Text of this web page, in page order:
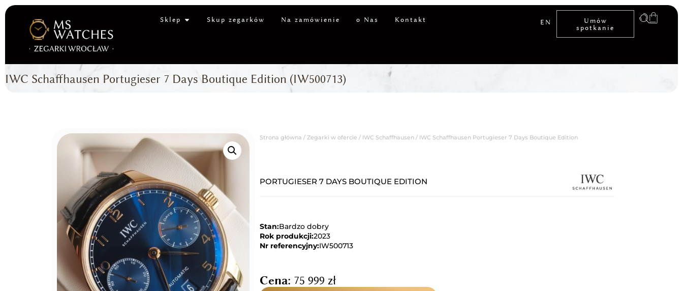
Sklep Skup zegarków Na zamówienie o Nas Kontakt EN
Umów
spotkanie
IWC Schaffhausen Portugieser 7 Days Boutique Edition (IW500713)
Strona główna / Zegarki w ofercie / IWC Schaffhausen / IWC Schaffhausen Portugieser 7 Days Boutique Edition
PORTUGIESER 7 DAYS BOUTIQUE EDITION
Stan:Bardzo dobry
Rok produkcji:2023
Nr referencyjny:IW500713
Cena: 75 999 zł